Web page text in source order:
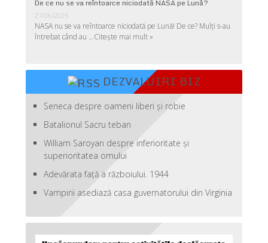
De ce nu se va reîntoarce niciodată NASA pe Lună?
27/06/2025
NASA nu se va reîntoarce niciodată pe Lună! De ce? Mulţi s-au
întrebat când au …Citește mai mult »
DEZVALUIRI BIZ
Seneca despre oameni liberi şi robie
Batalionul Sacru teban
William Saroyan despre inferioritate şi
superioritatea omului
Adevărata față a războiului. 1944
Vampirii asediază casa guvernatorului din Virginia